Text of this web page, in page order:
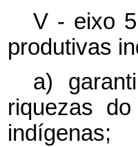
V - eixo
produtivas
a)
riquezas
indígenas;